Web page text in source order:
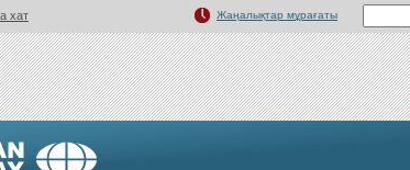
хат
Жаңалықтар мұрағаты